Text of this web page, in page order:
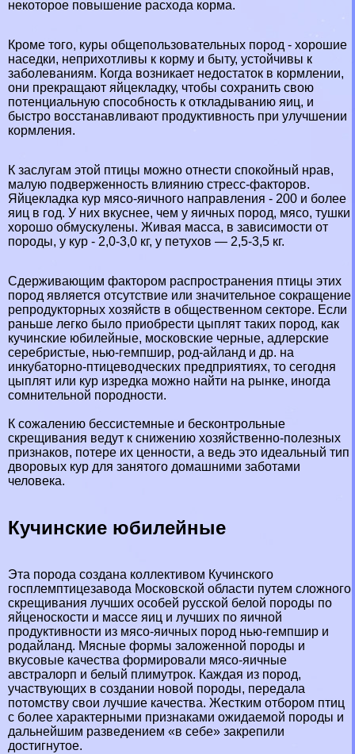
некоторое повышение расхода корма.
Кроме того, куры общепользовательных пород - хорошие
наседки, неприхотливы к корму и быту, устойчивы к
заболеваниям. Когда возникает недостаток в кормлении,
они прекращают яйцекладку, чтобы сохранить свою
потенциальную способность к откладыванию яиц, и
быстро восстанавливают продуктивность при улучшении
кормления.
К заслугам этой птицы можно отнести спокойный нрав,
малую подверженность влиянию стресс-факторов.
Яйцекладка кур мясо-яичного направления - 200 и более
яиц в год. У них вкуснее, чем у яичных пород, мясо, тушки
хорошо обмускулены. Живая масса, в зависимости от
породы, у кур - 2,0-3,0 кг, у пeтyxов — 2,5-3,5 кг.
Сдерживающим фактором распространения птицы этих
пород является отсутствие или значительное сокращение
репродукторных хозяйств в общественном секторе. Если
раньше легко было приобрести цыплят таких пород, как
кучинские юбилейные, московские черные, адлерские
серебристые, нью-гемпшир, род-айланд и др. на
инкубаторно-птицеводческих предприятиях, то сегодня
цыплят или кур изредка можно найти на рынке, иногда
сомнительной породности.
К сожалению бессистемные и бесконтрольные
скрещивания ведут к снижению хозяйственно-полезных
признаков, потере их ценности, а ведь это идеальный тип
дворовых кур для занятого домашними заботами
человека.
Кучинские юбилейные
Эта порода создана коллективом Кучинского
госплемптицезавода Московской области путем сложного
скрещивания лучших особей русской белой породы по
яйценоскости и массе яиц и лучших по яичной
продуктивности из мясо-яичных пород нью-гемпшир и
родайланд. Мясные формы заложенной породы и
вкусовые качества формировали мясо-яичные
австралорп и белый плимутрок. Каждая из пород,
участвующих в создании новой породы, передала
потомству свои лучшие качества. Жестким отбором птиц
с более хаpaктерными признаками ожидаемой породы и
дальнейшим разведением «в себе» закрепили
достигнутое.